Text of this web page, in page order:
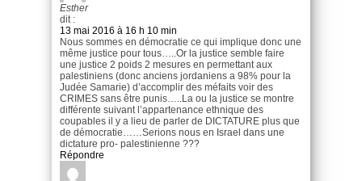
Esther
dit :
13 mai 2016 à 16 h 10 min
Nous sommes en démocratie ce qui implique donc une
même justice pour tous…..Or la justice semble faire
une justice 2 poids 2 mesures en permettant aux
palestiniens (donc anciens jordaniens a 98% pour la
Judée Samarie) d’accomplir des méfaits voir des
CRIMES sans être punis…..La ou la justice se montre
différente suivant l’appartenance ethnique des
coupables il y a lieu de parler de DICTATURE plus que
de démocratie……Serions nous en Israel dans une
dictature pro- palestinienne ???
Répondre